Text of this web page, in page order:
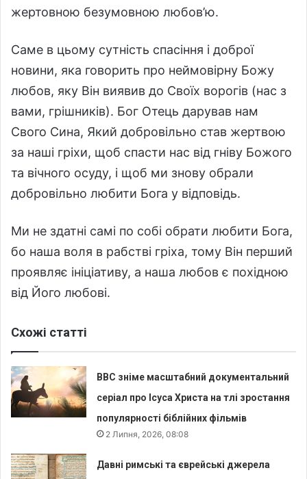
жертовною безумовною любов’ю.
Саме в цьому сутність спасіння і доброї
новини, яка говорить про неймовірну Божу
любов, яку Він виявив до Своїх ворогів (нас з
вами, грішників). Бог Отець дарував нам
Свого Сина, Який добровільно став жертвою
за наші гріхи, щоб спасти нас від гніву Божого
та вічного осуду, і щоб ми знову обрали
добровільно любити Бога у відповідь.
Ми не здатні самі по собі обрати любити Бога,
бо наша воля в рабстві гріха, тому Він перший
проявляє ініціативу, а наша любов є похідною
від Його любові.
Схожі статті
BBC зніме масштабний документальний
серіал про Ісуса Христа на тлі зростання
популярності біблійних фільмів
2 Липня, 2026, 08:08
Давні римські та єврейські джерела